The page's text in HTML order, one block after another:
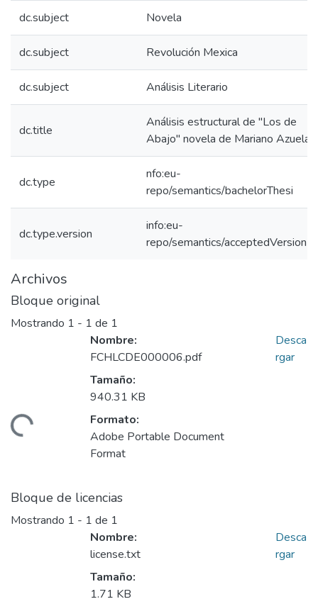
dc.subject Novela
dc.subject Revolución Mexica
dc.subject Análisis Literario
dc.title
Análisis estructural de "Los de
Abajo" novela de Mariano Azuela
dc.type
nfo:eu-
repo/semantics/bachelorThesi
dc.type.version
info:eu-
repo/semantics/acceptedVersion
Archivos
Bloque original
Mostrando 1 - 1 de 1
Nombre:
FCHLCDE000006.pdf
Tamaño:
940.31 KB
Formato:
Adobe Portable Document
Format
Desca
rgar
Bloque de licencias
Mostrando 1 - 1 de 1
Nombre:
license.txt
Tamaño:
1.71 KB
Desca
rgar